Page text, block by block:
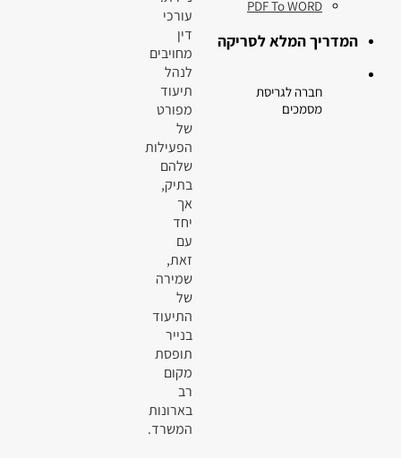
עורכי
דין
מחויבים
לנהל
תיעוד
מפורט
של
הפעילות
שלהם
בתיק,
אך
יחד
עם
זאת,
שמירה
של
התיעוד
בנייר
תופסת
מקום
רב
בארונות
המשרד.
PDF To WORD
המדריך המלא לסריקה
חברה לגריסת
מסמכים